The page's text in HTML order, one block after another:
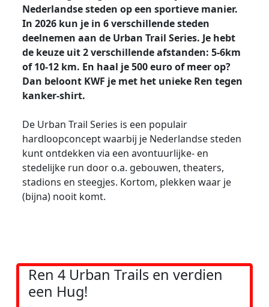
Nederlandse steden op een sportieve manier.
In 2026 kun je in 6 verschillende steden
deelnemen aan de Urban Trail Series. Je hebt
de keuze uit 2 verschillende afstanden: 5-6km
of 10-12 km. En haal je 500 euro of meer op?
Dan beloont KWF je met het unieke Ren tegen
kanker-shirt.
De Urban Trail Series is een populair
hardloopconcept waarbij je Nederlandse steden
kunt ontdekken via een avontuurlijke- en
stedelijke run door o.a. gebouwen, theaters,
stadions en steegjes. Kortom, plekken waar je
(bijna) nooit komt.
Ren 4 Urban Trails en verdien
een Hug!